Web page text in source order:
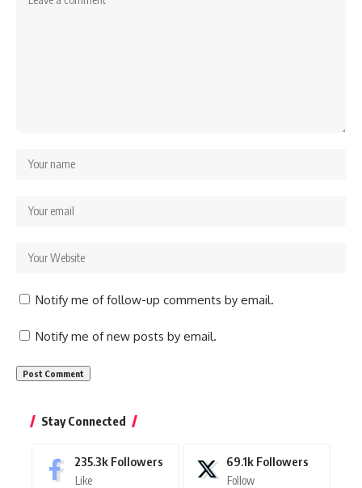
Notify me of follow-up comments by email.
Notify me of new posts by email.
Stay Connected
235.3k Followers
Like
69.1k Followers
Follow